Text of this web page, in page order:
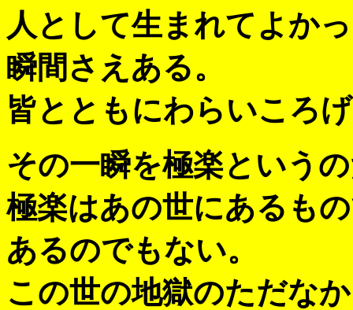
人として生まれてよか
瞬間さえある。
皆とともにわらいころ
その一瞬を極楽という
極楽はあの世にあるも
あるのでもない。
この世の地獄のただな